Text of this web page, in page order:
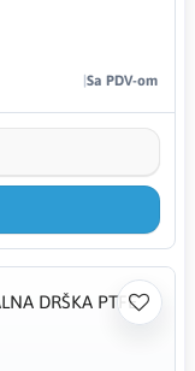
Sa PDV-om